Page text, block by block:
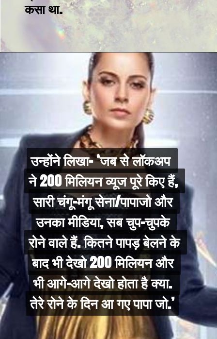
कसा था.
उन्होंने लिखा- ‘जब से लॉकअप
ने 200 मिलियन व्यूज पूरे किए हैं,
सारी चंगू-मंगू सेना/पापाजो और
उनका मीडिया, सब चुप-चुपके
रोने वाले हैं. कितने पापड़ बेलने के
बाद भी देखो 200 मिलियन और
भी आगे-आगे देखो होता है क्या.
तेरे रोने के दिन आ गए पापा जो.’
उन्होंने लिखा- ‘जब से लॉकअप
ने 200 मिलियन व्यूज पूरे किए हैं,
सारी चंगू-मंगू सेना/पापाजो और
उनका मीडिया, सब चुप-चुपके
रोने वाले हैं. कितने पापड़ बेलने के
बाद भी देखो 200 मिलियन और
भी आगे-आगे देखो होता है क्या.
तेरे रोने के दिन आ गए पापा जो.’